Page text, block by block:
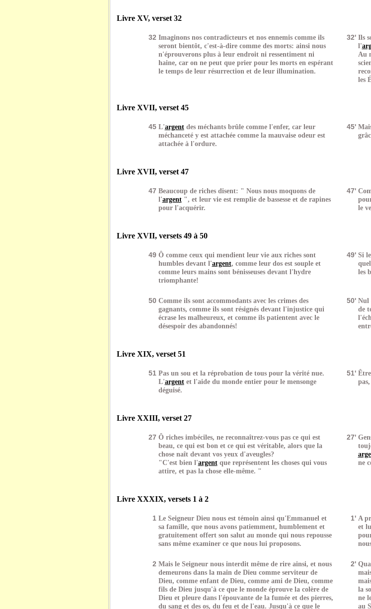
Livre XV, verset 32
32 Imaginons nos contradicteurs et nos ennemis comme ils
seront bientôt, c'est-à-dire comme des morts: ainsi nous
n'éprouverons plus à leur endroit ni ressentiment ni
haine, car on ne peut que prier pour les morts en espérant
le temps de leur résurrection et de leur illumination.
32' Ils
l'
Au
les
Livre XVII, verset 45
45 L'argentdes méchants brûle comme l'enfer, car leur
méchanceté y est attachée comme la mauvaise odeur est
attachée à l'ordure.
45'
Livre XVII, verset 47
47 Beaucoup de riches disent: " Nous nous moquons de
l'argent", et leur vie est remplie de bassesse et de rapines
pour l'acquérir.
47'
le
Livre XVII, versets 49 à 50
49 Ô comme ceux qui mendient leur vie aux riches sont
humbles devant l'argent, comme leur dos est souple et
comme leurs mains sont bénisseuses devant l'hydre
triomphante!
49' Si
les
50 Comme ils sont accommodants avec les crimes des
gagnants, comme ils sont résignés devant l'injustice qui
écrase les malheureux, et comme ils patientent avec le
désespoir des abandonnés!
50' Nul
de
Livre XIX, verset 51
51 Pas un sou et la réprobation de tous pour la vérité nue.
L'argentet l'aide du monde entier pour le mensonge
déguisé.
51'
Livre XXIII, verset 27
27 Ô riches imbéciles, ne reconnaîtrez-vous pas ce qui est
beau, ce qui est bon et ce qui est véritable, alors que la
chose naît devant vos yeux d'aveugles?
"C'est bien l'argentque représentent les choses qui vous
attire, et pas la chose elle-même. "
27'
ne
Livre XXXIX, versets 1 à 2
1 Le Seigneur Dieu nous est témoin ainsi qu'Emmanuel et
sa famille, que nous avons patiemment, humblement et
gratuitement offert son salut au monde qui nous repousse
sans même examiner ce que nous lui proposons.
1' A
et
2 Mais le Seigneur nous interdit même de rire ainsi, et nous
demeurons dans la main de Dieu comme serviteur de
Dieu, comme enfant de Dieu, comme ami de Dieu, comme
fils de Dieu jusqu'à ce que le monde éprouve la colère de
Dieu et pleure dans l'épouvante de la fumée et des pierres,
du sang et des os, du feu et de l'eau. Jusqu'à ce que le
2'
la
ne
au